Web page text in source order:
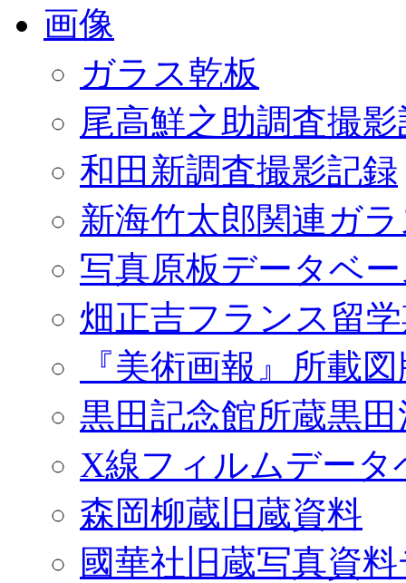
画像
ガラス乾板
尾高鮮之助調査撮
和田新調査撮影記録
新海竹太郎関連ガ
写真原板データベ
畑正吉フランス留
『美術画報』所載
黒田記念館所蔵黒
X線フィルムデータ
森岡柳蔵旧蔵資料
國華社旧蔵写真資